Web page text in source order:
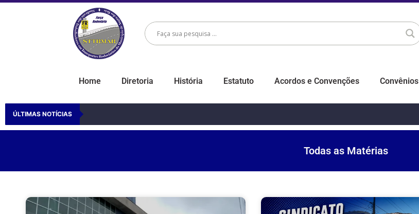
Home Diretoria História Estatuto Acordos e Convenções Convênios
ÚLTIMAS NOTÍCIAS
Todas as Matérias